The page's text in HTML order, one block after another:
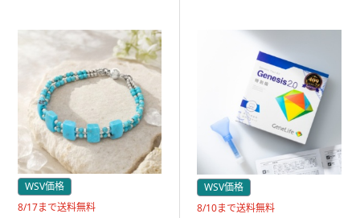
イ
左
に
ワ
イ
プ
WSV価格
送
8/17まで送料無料
WSV価格
送
8/10まで送料無料